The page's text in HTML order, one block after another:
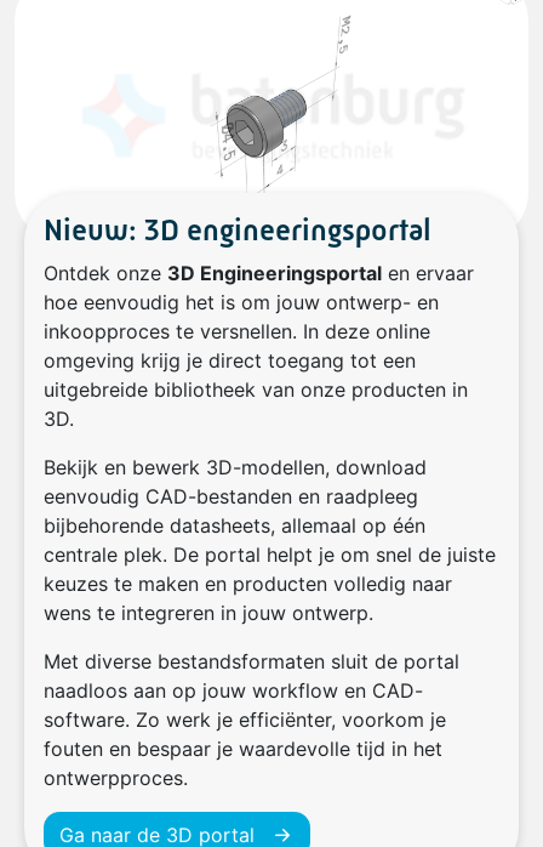
Nieuw: 3D engineeringsportal
Ontdek onze 3D Engineeringsportal en ervaar
hoe eenvoudig het is om jouw ontwerp- en
inkoopproces te versnellen. In deze online
omgeving krijg je direct toegang tot een
uitgebreide bibliotheek van onze producten in
3D.
Bekijk en bewerk 3D-modellen, download
eenvoudig CAD-bestanden en raadpleeg
bijbehorende datasheets, allemaal op één
centrale plek. De portal helpt je om snel de juiste
keuzes te maken en producten volledig naar
wens te integreren in jouw ontwerp.
Met diverse bestandsformaten sluit de portal
naadloos aan op jouw workflow en CAD-
software. Zo werk je efficiënter, voorkom je
fouten en bespaar je waardevolle tijd in het
ontwerpproces.
Ga naar de 3D portal